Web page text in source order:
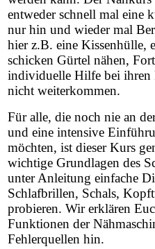
entweder schnell mal eine
nur hin und wieder mal
hier z.B. eine Kissenhülle,
schicken Gürtel nähen,
individuelle Hilfe bei ihren
nicht weiterkommen.
Für alle, die noch nie an
und eine intensive
möchten, ist dieser Kurs
wichtige Grundlagen des
unter Anleitung einfache
Schlafbrillen, Schals,
probieren. Wir erklären
Funktionen der
Fehlerquellen hin.